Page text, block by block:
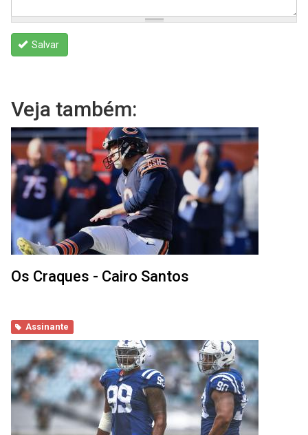
Salvar
Veja também:
Os Craques - Cairo Santos
Assinante